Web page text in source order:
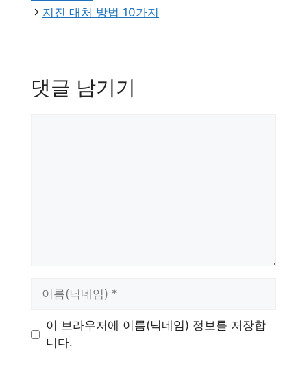
리
지진 대처 방법 10가지
댓글 남기기
이 브라우저에 이름(닉네임) 정보를 저장합
니다.